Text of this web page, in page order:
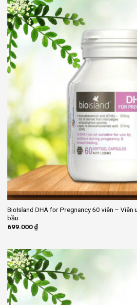
BioIsland DHA for Pregnancy 60 viên – Viên
bầu
699.000₫